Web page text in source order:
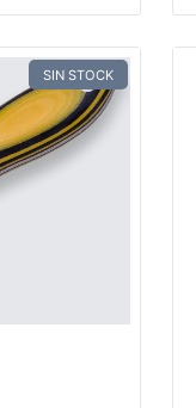
SIN STOCK